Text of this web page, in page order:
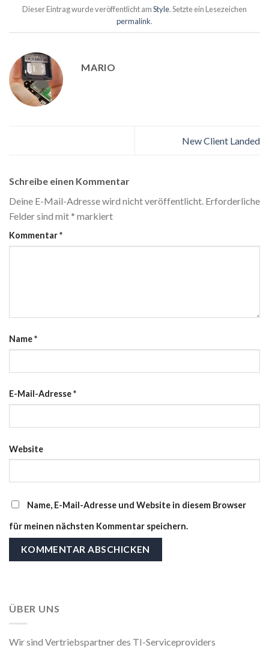
Dieser Eintrag wurde veröffentlicht amStyle. Setzte ein Lesezeichen
permalink.
MARIO
New Client Landed
Schreibe einen Kommentar
Deine E-Mail-Adresse wird nicht veröffentlicht. Erforderliche
Felder sind mit * markiert
Kommentar*
Name*
E-Mail-Adresse*
Website
Name, E-Mail-Adresse und Website in diesem Browser
für meinen nächsten Kommentar speichern.
ÜBER UNS
Wir sind Vertriebspartner des TI-Serviceproviders